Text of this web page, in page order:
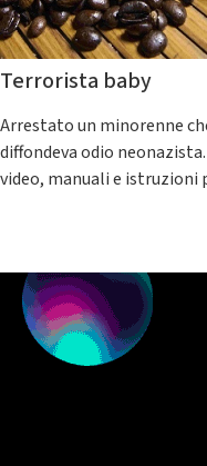
Terrorista baby
Arrestato un minorenne
diffondeva odio
video, manuali e istruzioni